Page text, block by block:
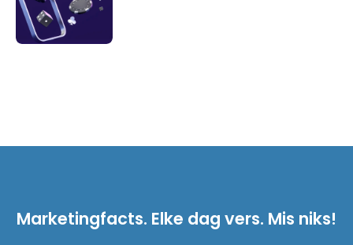
Marketingfacts. Elke dag vers. Mis niks!